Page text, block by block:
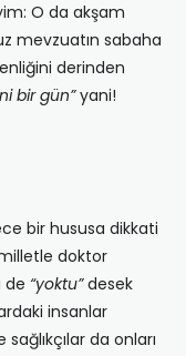
O da akşam
mevzuatın sabaha
derinden
bir gün”yani!
bir hususa dikkati
doktor
de “yoktu”desek
insanlar
da onları